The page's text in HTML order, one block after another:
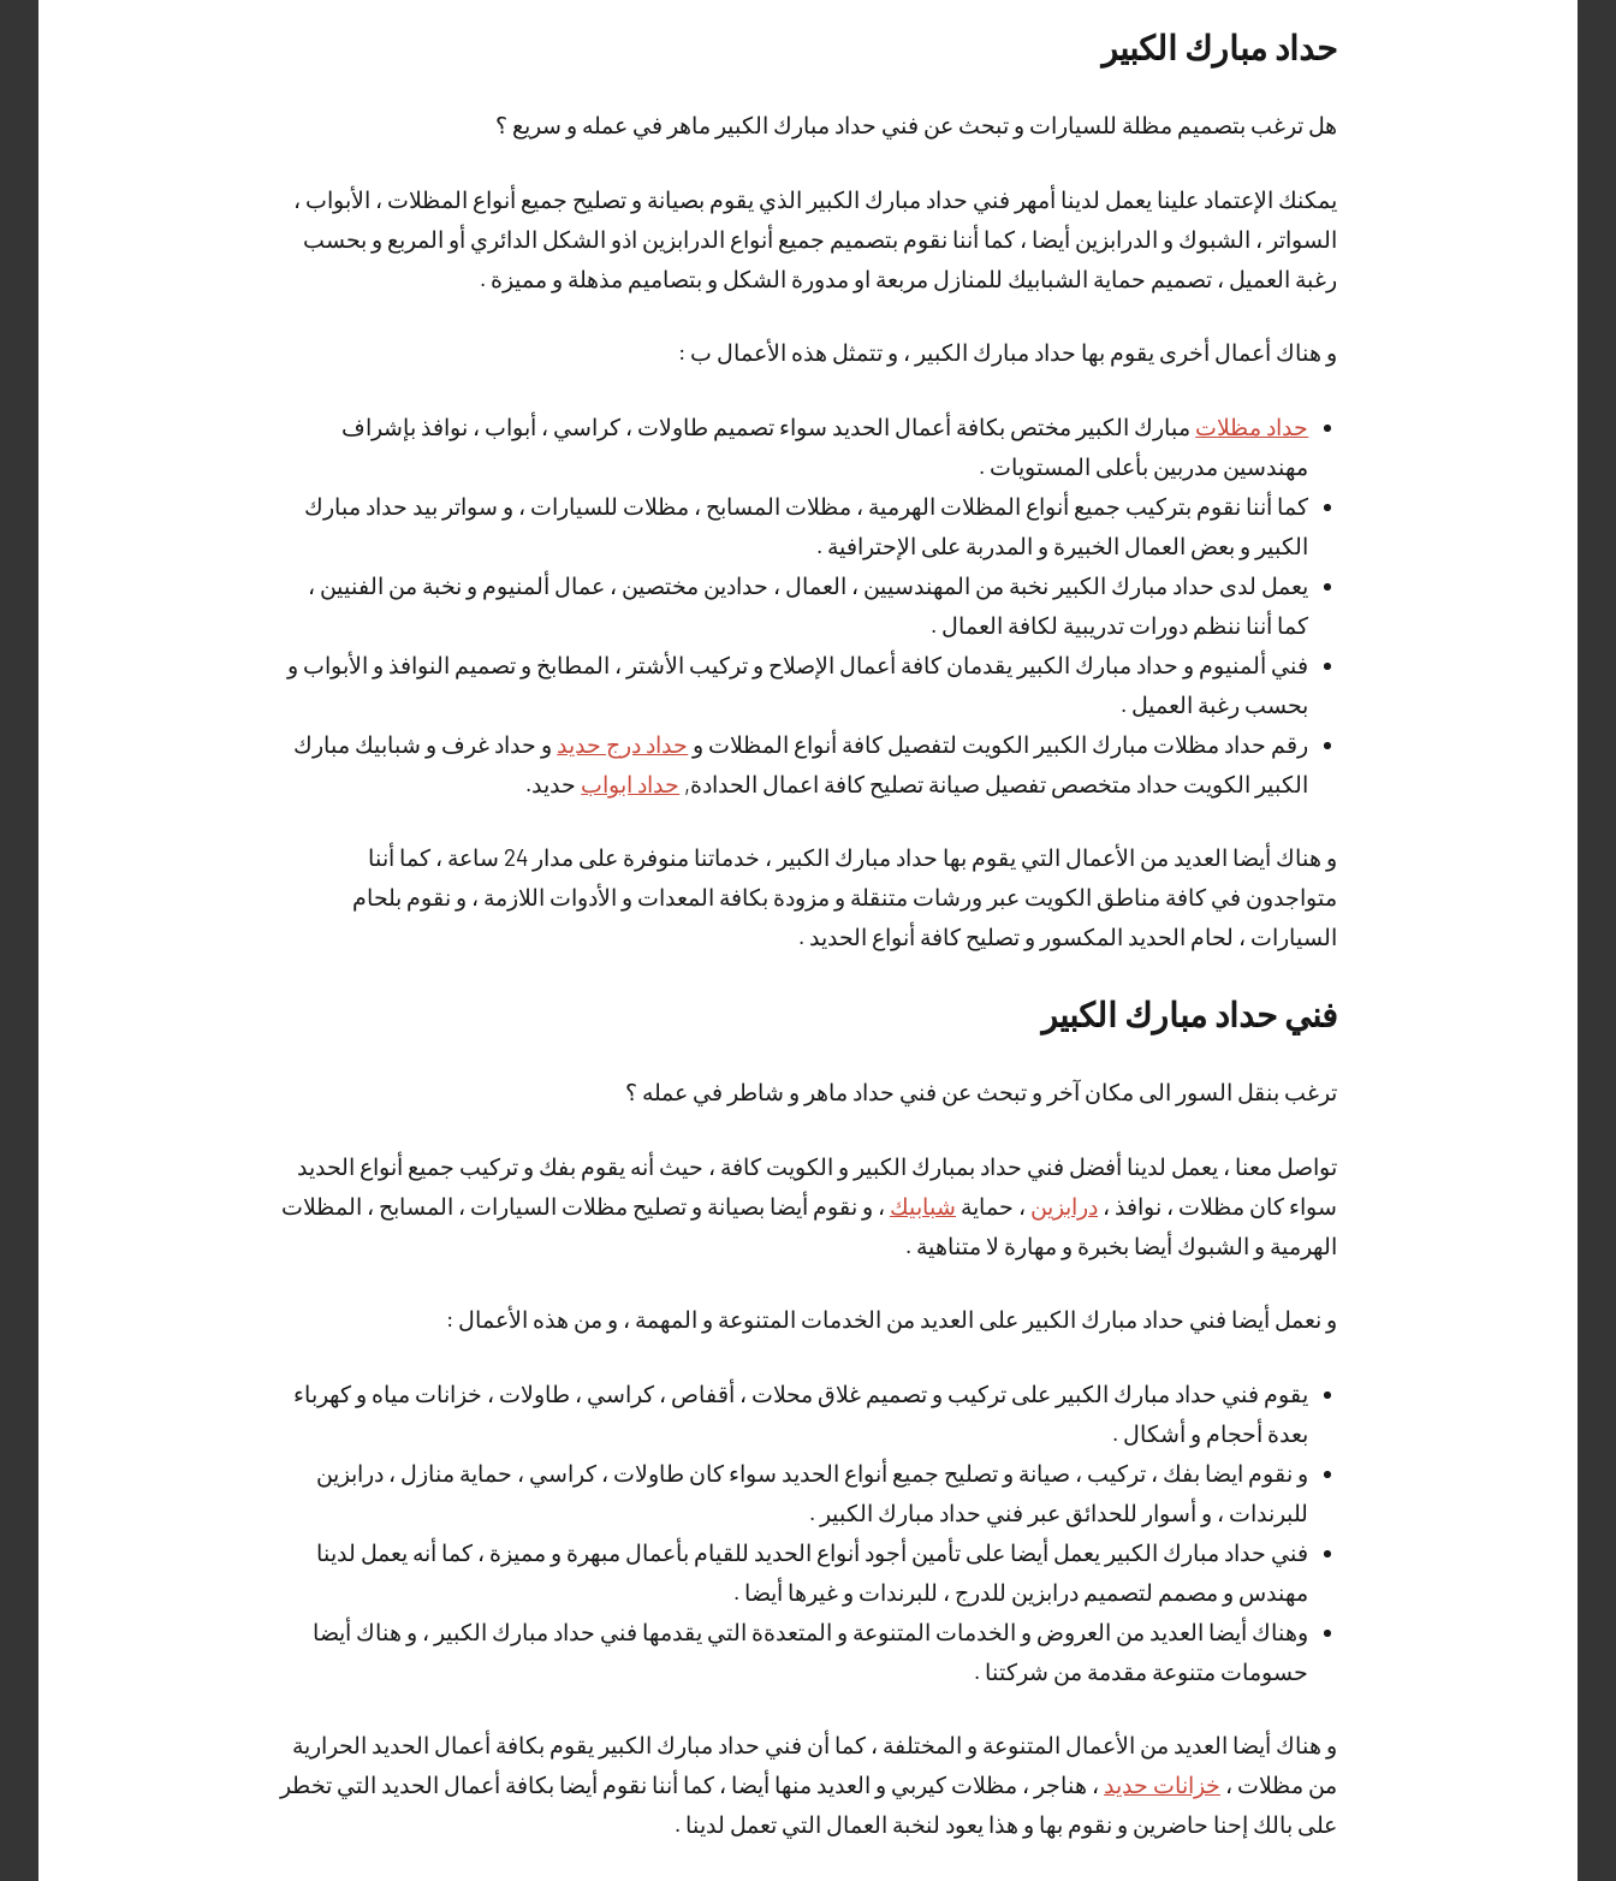
حداد مبارك الكبير
هل ترغب بتصميم مظلة للسيارات و تبحث عن فني حداد مبارك الكبير ماهر في عمله و سريع ؟
يمكنك الإعتماد علينا يعمل لدينا أمهر فني حداد مبارك الكبير الذي يقوم بصيانة و تصليح جميع أنواع المظلات ، الأبواب ،
السواتر ، الشبوك و الدرابزين أيضا ، كما أننا نقوم بتصميم جميع أنواع الدرابزين اذو الشكل الدائري أو المربع و بحسب
رغبة العميل ، تصميم حماية الشبابيك للمنازل مربعة او مدورة الشكل و بتصاميم مذهلة و مميزة .
و هناك أعمال أخرى يقوم بها حداد مبارك الكبير ، و تتمثل هذه الأعمال ب :
حداد مظلات مبارك الكبير مختص بكافة أعمال الحديد سواء تصميم طاولات ، كراسي ، أبواب ، نوافذ بإشراف
مهندسين مدربين بأعلى المستويات .
كما أننا نقوم بتركيب جميع أنواع المظلات الهرمية ، مظلات المسابح ، مظلات للسيارات ، و سواتر بيد حداد مبارك
الكبير و بعض العمال الخبيرة و المدربة على الإحترافية .
يعمل لدى حداد مبارك الكبير نخبة من المهندسيين ، العمال ، حدادين مختصين ، عمال ألمنيوم و نخبة من الفنيين ،
كما أننا ننظم دورات تدريبية لكافة العمال .
فني ألمنيوم و حداد مبارك الكبير يقدمان كافة أعمال الإصلاح و تركيب الأشتر ، المطابخ و تصميم النوافذ و الأبواب و
بحسب رغبة العميل .
رقم حداد مظلات مبارك الكبير الكويت لتفصيل كافة أنواع المظلات و حداد درج حديد و حداد غرف و شبابيك مبارك
الكبير الكويت حداد متخصص تفصيل صيانة تصليح كافة اعمال الحدادة, حداد ابواب حديد.
و هناك أيضا العديد من الأعمال التي يقوم بها حداد مبارك الكبير ، خدماتنا منوفرة على مدار 24 ساعة ، كما أننا
متواجدون في كافة مناطق الكويت عبر ورشات متنقلة و مزودة بكافة المعدات و الأدوات اللازمة ، و نقوم بلحام
السيارات ، لحام الحديد المكسور و تصليح كافة أنواع الحديد .
فني حداد مبارك الكبير
ترغب بنقل السور الى مكان آخر و تبحث عن فني حداد ماهر و شاطر في عمله ؟
تواصل معنا ، يعمل لدينا أفضل فني حداد بمبارك الكبير و الكويت كافة ، حيث أنه يقوم بفك و تركيب جميع أنواع الحديد
سواء كان مظلات ، نوافذ ، درابزين ، حماية شبابيك ، و نقوم أيضا بصيانة و تصليح مظلات السيارات ، المسابح ، المظلات
الهرمية و الشبوك أيضا بخبرة و مهارة لا متناهية .
و نعمل أيضا فني حداد مبارك الكبير على العديد من الخدمات المتنوعة و المهمة ، و من هذه الأعمال :
يقوم فني حداد مبارك الكبير على تركيب و تصميم غلاق محلات ، أقفاص ، كراسي ، طاولات ، خزانات مياه و كهرباء
بعدة أحجام و أشكال .
و نقوم ايضا بفك ، تركيب ، صيانة و تصليح جميع أنواع الحديد سواء كان طاولات ، كراسي ، حماية منازل ، درابزين
للبرندات ، و أسوار للحدائق عبر فني حداد مبارك الكبير .
فني حداد مبارك الكبير يعمل أيضا على تأمين أجود أنواع الحديد للقيام بأعمال مبهرة و مميزة ، كما أنه يعمل لدينا
مهندس و مصمم لتصميم درابزين للدرج ، للبرندات و غيرها أيضا .
وهناك أيضا العديد من العروض و الخدمات المتنوعة و المتعدةة التي يقدمها فني حداد مبارك الكبير ، و هناك أيضا
حسومات متنوعة مقدمة من شركتنا .
و هناك أيضا العديد من الأعمال المتنوعة و المختلفة ، كما أن فني حداد مبارك الكبير يقوم بكافة أعمال الحديد الحرارية
من مظلات ، خزانات حديد ، هناجر ، مظلات كيربي و العديد منها أيضا ، كما أننا نقوم أيضا بكافة أعمال الحديد التي تخطر
على بالك إحنا حاضرين و نقوم بها و هذا يعود لنخبة العمال التي تعمل لدينا .